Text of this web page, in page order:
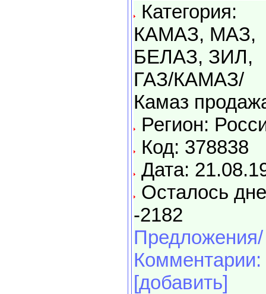
Категория:
КАМАЗ, МАЗ,
БЕЛАЗ, ЗИЛ,
ГАЗ/КАМАЗ/
Камаз
Регион:
Код: 378838
Дата:
Осталось
-2182
Предложения/
Комментарии:
[добавить]